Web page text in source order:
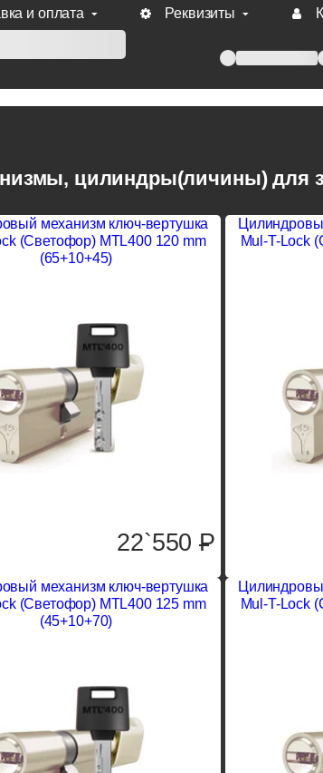
и оплата Реквизиты
Melodia, Forme при оплате по счету.
цилиндры(личины) для
механизм ключ-вертушка
(Светофор) MTL400 120 mm
(65+10+45)
22`550P
Mul-T-Lock
механизм ключ-вертушка
(Светофор) MTL400 125 mm
(45+10+70)
Mul-T-Lock